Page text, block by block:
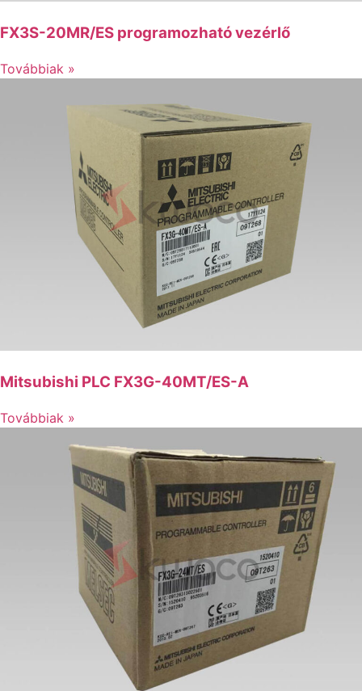
FX3S-20MR/ES programozható vezérlő
Továbbiak »
Mitsubishi PLC FX3G-40MT/ES-A
Továbbiak »